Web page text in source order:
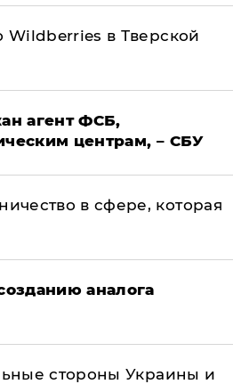
Wildberries в Тверской
агент ФСБ,
центрам, – СБУ
в сфере, которая
аналога
стороны Украины и